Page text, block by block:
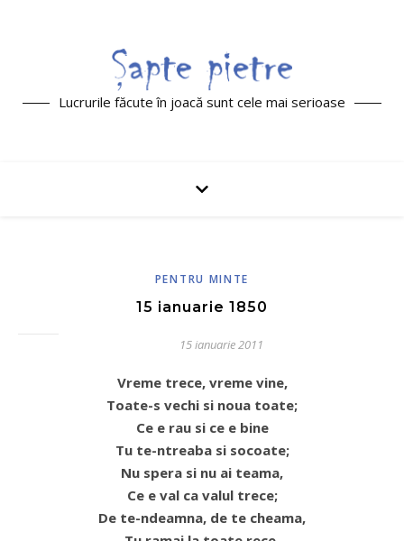
Lucrurile făcute în joacă sunt cele mai serioase
PENTRU MINTE
15 ianuarie 1850
15 ianuarie 2011
Vreme trece, vreme vine,
Toate-s vechi si noua toate;
Ce e rau si ce e bine
Tu te-ntreaba si socoate;
Nu spera si nu ai teama,
Ce e val ca valul trece;
De te-ndeamna, de te cheama,